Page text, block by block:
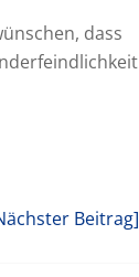
dass
Beitrag]